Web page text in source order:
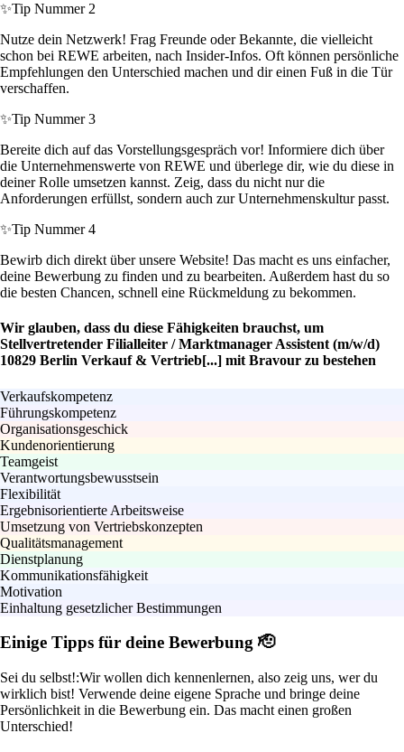
✨Tip Nummer 2
Nutze dein Netzwerk! Frag Freunde oder Bekannte, die vielleicht
schon bei REWE arbeiten, nach Insider-Infos. Oft können persönliche
Empfehlungen den Unterschied machen und dir einen Fuß in die Tür
verschaffen.
✨Tip Nummer 3
Bereite dich auf das Vorstellungsgespräch vor! Informiere dich über
die Unternehmenswerte von REWE und überlege dir, wie du diese in
deiner Rolle umsetzen kannst. Zeig, dass du nicht nur die
Anforderungen erfüllst, sondern auch zur Unternehmenskultur passt.
✨Tip Nummer 4
Bewirb dich direkt über unsere Website! Das macht es uns einfacher,
deine Bewerbung zu finden und zu bearbeiten. Außerdem hast du so
die besten Chancen, schnell eine Rückmeldung zu bekommen.
Wir glauben, dass du diese Fähigkeiten brauchst, um
Stellvertretender Filialleiter / Marktmanager Assistent (m/w/d)
10829 Berlin Verkauf & Vertrieb[...] mit Bravour zu bestehen
Verkaufskompetenz
Führungskompetenz
Organisationsgeschick
Kundenorientierung
Teamgeist
Verantwortungsbewusstsein
Flexibilität
Ergebnisorientierte Arbeitsweise
Umsetzung von Vertriebskonzepten
Qualitätsmanagement
Dienstplanung
Kommunikationsfähigkeit
Motivation
Einhaltung gesetzlicher Bestimmungen
Einige Tipps für deine Bewerbung 🫡
Sei du selbst!:Wir wollen dich kennenlernen, also zeig uns, wer du
wirklich bist! Verwende deine eigene Sprache und bringe deine
Persönlichkeit in die Bewerbung ein. Das macht einen großen
Unterschied!